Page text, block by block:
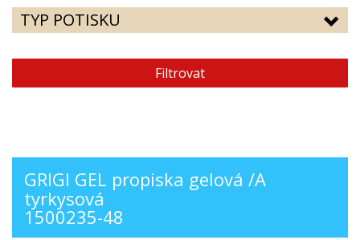
TYP POTISKU
Filtrovat
GRIGI GEL propiska gelová /A
tyrkysová
1500235-48